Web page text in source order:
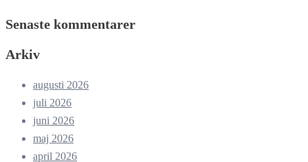
Senaste kommentarer
Arkiv
augusti 2026
juli 2026
juni 2026
maj 2026
april 2026